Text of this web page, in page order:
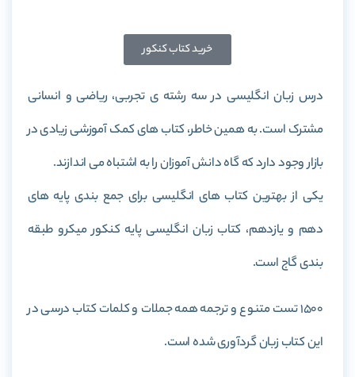
خرید کتاب کنکور
درس زبان انگلیسی در سه رشته ی تجربی، ریاضی و انسانی
مشترک است. به همین خاطر، کتاب های کمک آموزشی زیادی در
بازار وجود دارد که گاه دانش آموزان را به اشتباه می اندازند.
یکی از بهترین کتاب های انگلیسی برای جمع بندی پایه های
دهم و یازدهم، کتاب زبان انگلیسی پایه کنکور میکرو طبقه
بندی گاجاست.
1500 تست متنوع و ترجمه همه جملات و کلمات کتاب درسی در
این کتاب زبان گردآوری شده است.